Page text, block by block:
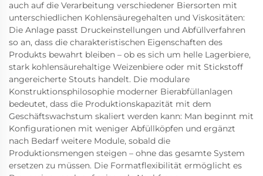
auch auf die Verarbeitung verschiedener Biersorten mit
unterschiedlichen Kohlensäuregehalten und Viskositäten:
Die Anlage passt Druckeinstellungen und Abfüllverfahren
so an, dass die charakteristischen Eigenschaften des
Produkts bewahrt bleiben – ob es sich um helle Lagerbiere,
stark kohlensäurehaltige Weizenbiere oder mit Stickstoff
angereicherte Stouts handelt. Die modulare
Konstruktionsphilosophie moderner Bierabfüllanlagen
bedeutet, dass die Produktionskapazität mit dem
Geschäftswachstum skaliert werden kann: Man beginnt mit
Konfigurationen mit weniger Abfüllköpfen und ergänzt
nach Bedarf weitere Module, sobald die
Produktionsmengen steigen – ohne das gesamte System
ersetzen zu müssen. Die Formatflexibilität ermöglicht es